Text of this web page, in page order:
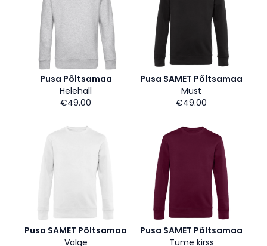
Pusa Põltsamaa
Helehall
€49.00
Pusa SAMET Põltsamaa
Must
€49.00
Pusa SAMET Põltsamaa
Valge
Pusa SAMET Põltsamaa
Tume kirss